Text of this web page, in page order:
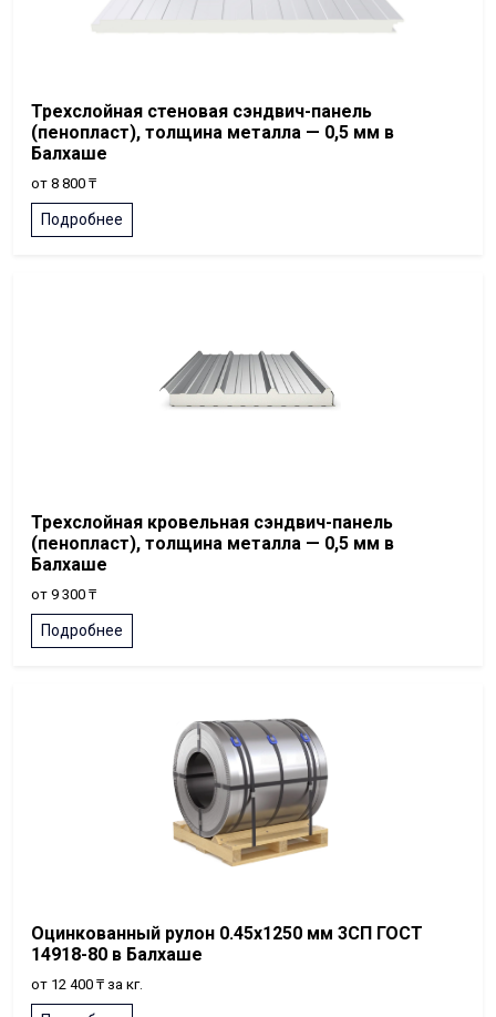
Трехслойная стеновая сэндвич-панель
(пенопласт), толщина металла — 0,5 мм в
Балхаше
от 8 800 ₸
Подробнее
Трехслойная кровельная сэндвич-панель
(пенопласт), толщина металла — 0,5 мм в
Балхаше
от 9 300 ₸
Подробнее
Оцинкованный рулон 0.45x1250 мм 3СП ГОСТ
14918-80 в Балхаше
от 12 400 ₸ за кг.